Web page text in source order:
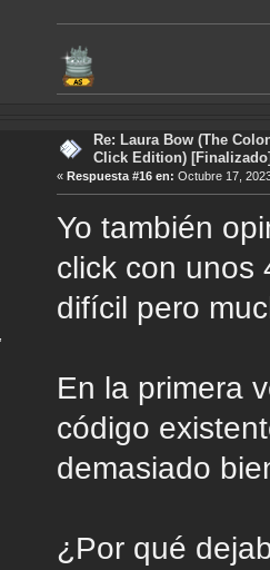
Re: Laura Bow (The
Click Edition)
«Respuesta #16 en: Octubre 17,
Yo también
click con unos
difícil pero
En la primera
código
demasiado
¿Por qué